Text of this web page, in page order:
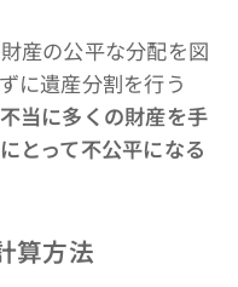
産の公平な分配を図
に遺産分割を行う
当に多くの財産を手
とって不公平になる
算方法